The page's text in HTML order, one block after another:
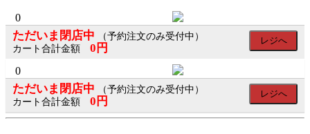
0 ×
会
員
ロ
ただいま閉店中
（予約注文のみ受付中）
カート合計金額 0円
レジへ
0
×
ただいま閉店中
（予約注文のみ受付中）
カート合計金額 0円
レジへ